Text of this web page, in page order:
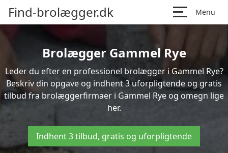
Find-brolægger.dk Menu
Brolægger Gammel Rye
Leder du efter en professionel brolægger i Gammel Rye?
Beskriv din opgave og indhent 3 uforpligtende og gratis
tilbud fra brolæggerfirmaer i Gammel Rye og omegn lige
her.
Indhent 3 tilbud, gratis og uforpligtende